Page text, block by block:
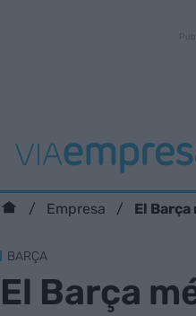
Empresa El
BARÇA
El Barça